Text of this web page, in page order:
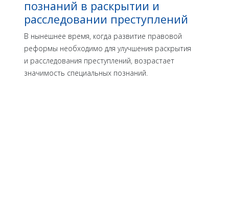
познаний в раскрытии и
расследовании преступлений
В нынешнее время, когда развитие правовой
рефор­мы необходимо для улучшения раскрытия
и расследова­ния преступлений, возрастает
значимость специальных познаний.